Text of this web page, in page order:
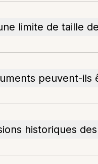
limite de taille
peuvent-ils
historiques